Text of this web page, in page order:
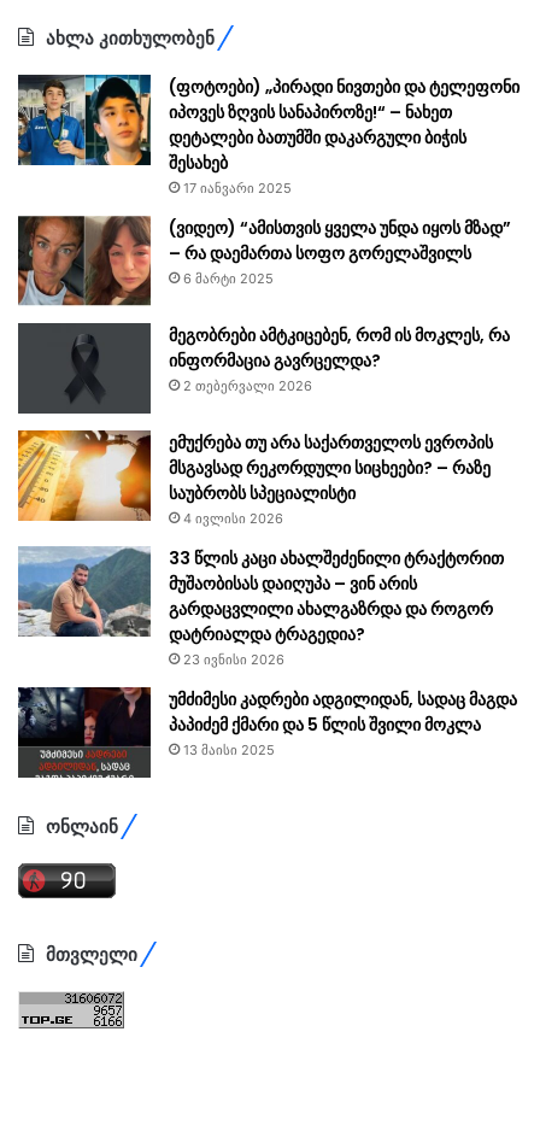
ახლა კითხულობენ
(ფოტოები) „პირადი ნივთები და ტელეფონი
იპოვეს ზღვის სანაპიროზე!“ – ნახეთ
დეტალები ბათუმში დაკარგული ბიჭის
შესახებ
17 იანვარი 2025
(ვიდეო) “ამისთვის ყველა უნდა იყოს მზად”
– რა დაემართა სოფო გორელაშვილს
6 მარტი 2025
მეგობრები ამტკიცებენ, რომ ის მოკლეს, რა
ინფორმაცია გავრცელდა?
2 თებერვალი 2026
ემუქრება თუ არა საქართველოს ევროპის
მსგავსად რეკორდული სიცხეები? – რაზე
საუბრობს სპეციალისტი
4 ივლისი 2026
33 წლის კაცი ახალშეძენილი ტრაქტორით
მუშაობისას დაიღუპა – ვინ არის
გარდაცვლილი ახალგაზრდა და როგორ
დატრიალდა ტრაგედია?
23 ივნისი 2026
უმძიმესი კადრები ადგილიდან, სადაც მაგდა
პაპიძემ ქმარი და 5 წლის შვილი მოკლა
13 მაისი 2025
ონლაინ
მთვლელი